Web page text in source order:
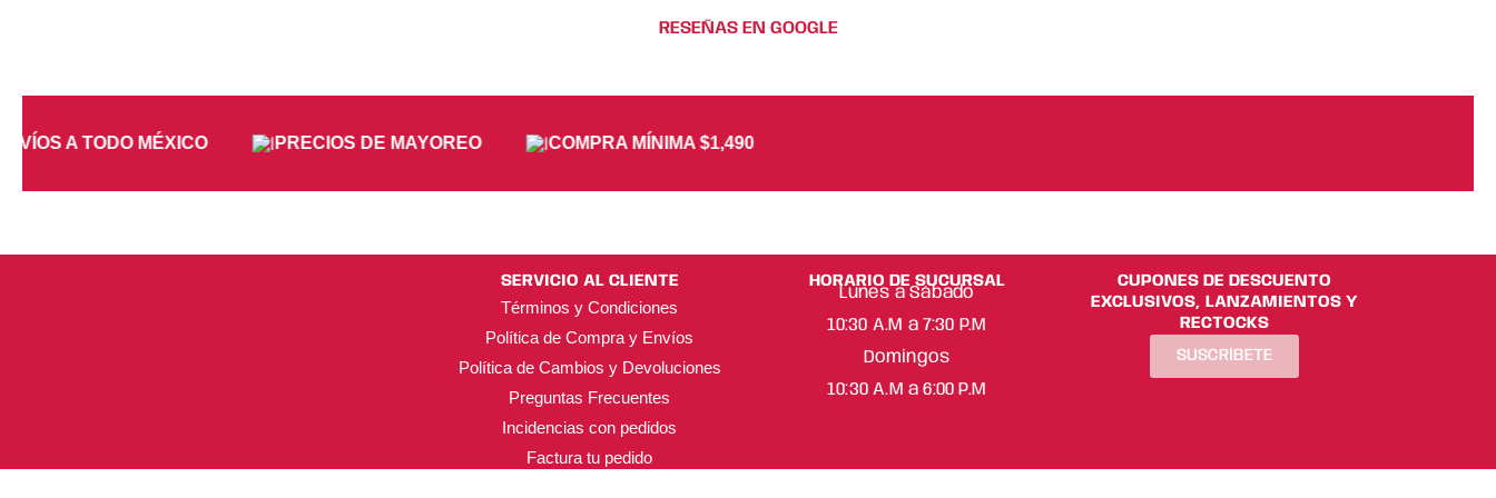
RESEÑAS EN GOOGLE
A TODO MÉXICO PRECIOS DE MAYOREO COMPRA MÍNIMA $1,490
SERVICIO AL CLIENTE
Términos y Condiciones
Política de Compra y Envíos
Política de Cambios y Devoluciones
Preguntas Frecuentes
Incidencias con pedidos
Factura tu pedido
HORARIO DE SUCURSAL
Lunes a Sábado
10:30 A.M a 7:30 P.M
Domingos
10:30 A.M a 6:00 P.M
CUPONES DE DESCUENTO
EXCLUSIVOS, LANZAMIENTOS Y
RECTOCKS
SUSCRÍBETE